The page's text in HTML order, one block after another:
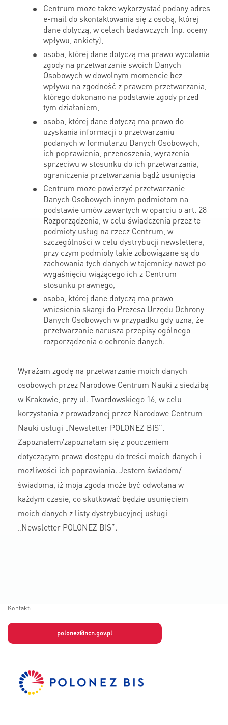
Centrum może także wykorzystać podany adres
e-mail do skontaktowania się z osobą, której
dane dotyczą, w celach badawczych (np. oceny
wpływu, ankiety),
osoba, której dane dotyczą ma prawo wycofania
zgody na przetwarzanie swoich Danych
Osobowych w dowolnym momencie bez
wpływu na zgodność z prawem przetwarzania,
którego dokonano na podstawie zgody przed
tym działaniem,
osoba, której dane dotyczą ma prawo do
uzyskania informacji o przetwarzaniu
podanych w formularzu Danych Osobowych,
ich poprawienia, przenoszenia, wyrażenia
sprzeciwu w stosunku do ich przetwarzania,
ograniczenia przetwarzania bądź usunięcia
Centrum może powierzyć przetwarzanie
Danych Osobowych innym podmiotom na
podstawie umów zawartych w oparciu o art. 28
Rozporządzenia, w celu świadczenia przez te
podmioty usług na rzecz Centrum, w
szczególności w celu dystrybucji newslettera,
przy czym podmioty takie zobowiązane są do
zachowania tych danych w tajemnicy nawet po
wygaśnięciu wiążącego ich z Centrum
stosunku prawnego,
osoba, której dane dotyczą ma prawo
wniesienia skargi do Prezesa Urzędu Ochrony
Danych Osobowych w przypadku gdy uzna, że
przetwarzanie narusza przepisy ogólnego
rozporządzenia o ochronie danych.
Wyrażam zgodę na przetwarzanie moich danych
osobowych przez Narodowe Centrum Nauki z siedzibą
w Krakowie, przy ul. Twardowskiego 16, w celu
korzystania z prowadzonej przez Narodowe Centrum
Nauki usługi „Newsletter POLONEZ BIS”.
Zapoznałem/zapoznałam się z pouczeniem
dotyczącym prawa dostępu do treści moich danych i
możliwości ich poprawiania. Jestem świadom/
świadoma, iż moja zgoda może być odwołana w
każdym czasie, co skutkować będzie usunięciem
moich danych z listy dystrybucyjnej usługi
„Newsletter POLONEZ BIS”.
Kontakt:
polonez@ncn.gov.pl